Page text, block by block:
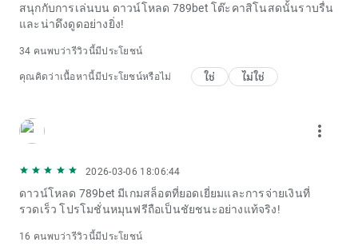
สนุกกับการเล่นบน ดาวน์โหลด 789bet โต๊ะคาสิโนสดนั้นราบรื่น
และน่าดึงดูดอย่างยิ่ง!
34 คนพบว่ารีวิวนี้มีประโยชน์
คุณคิดว่าเนื้อหานี้มีประโยชน์หรือไม่ ใช่ ไม่ใช่
more_vert
2026-03-06 18:06:44
ดาวน์โหลด 789bet มีเกมสล็อตที่ยอดเยี่ยมและการจ่ายเงินที่
รวดเร็ว โปรโมชั่นหมุนฟรีถือเป็นชัยชนะอย่างแท้จริง!
16 คนพบว่ารีวิวนี้มีประโยชน์